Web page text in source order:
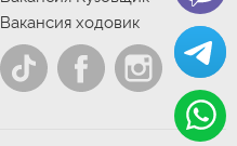
Вакансия ходовик